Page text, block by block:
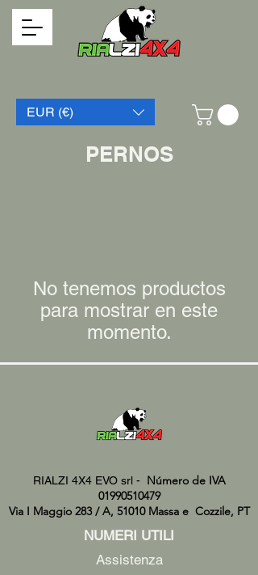
EUR (€)
PERNOS
No tenemos productos
para mostrar en este
momento.
RIALZI 4X4 EVO srl -
Número de IVA
01990510479
Via I Maggio 283 / A, 51010 Massa e Cozzile, PT
NUMERI UTILI
Assistenza